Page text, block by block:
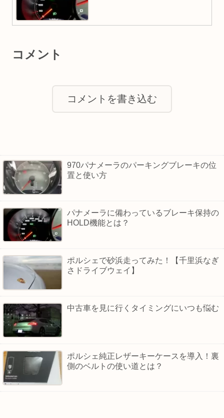
コメント
コメントを書き込む
970パナメーラのパーキングブレーキの位
置と使い方
パナメーラに備わっているブレーキ保持の
HOLD機能とは？
ポルシェで砂浜走ってみた！【千里浜なぎ
さドライブウェイ】
中古車を見に行くタイミングにいつも悩む
ポルシェ純正レザーキーケースを導入！裏
側のベルトの使い道とは？